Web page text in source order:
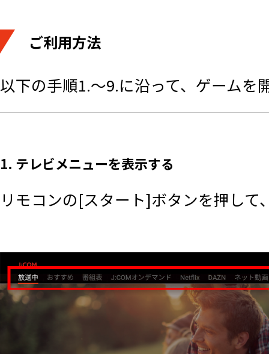
ご利用方法
以下の手順1.～9.に沿って、ゲームを
1. テレビメニューを表示する
リモコンの[スタート]ボタンを押し